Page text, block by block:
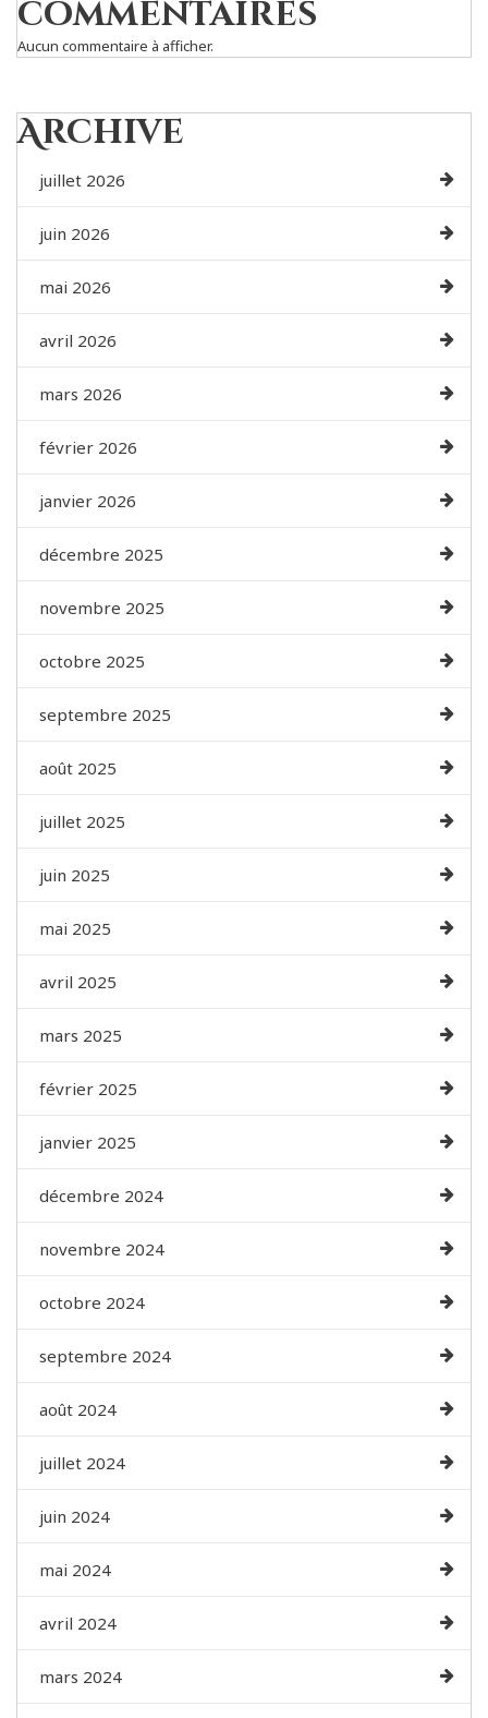
commentaires
Aucun commentaire à afficher.
Archive
juillet 2026
juin 2026
mai 2026
avril 2026
mars 2026
février 2026
janvier 2026
décembre 2025
novembre 2025
octobre 2025
septembre 2025
août 2025
juillet 2025
juin 2025
mai 2025
avril 2025
mars 2025
février 2025
janvier 2025
décembre 2024
novembre 2024
octobre 2024
septembre 2024
août 2024
juillet 2024
juin 2024
mai 2024
avril 2024
mars 2024